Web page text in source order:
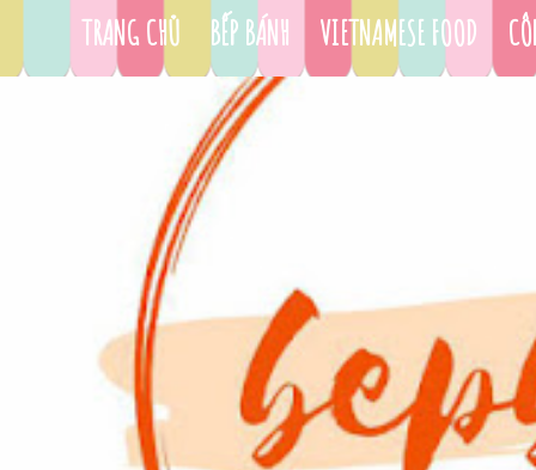
TRANG CHỦ BẾP BÁNH VIETNAMESE FOOD